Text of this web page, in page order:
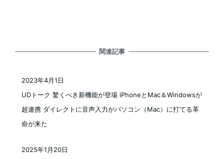
関連記事
UDトーク 驚くべき新機能が登場 iPhoneとMac＆Windowsが
超連携 ダイレクトに音声入力がパソコン（Mac）に打てる革
命が来た
2023年4月1日
2025年1月20日